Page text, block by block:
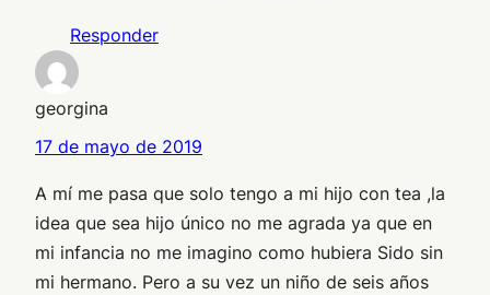
Responder
georgina
17 de mayo de 2019
A mí me pasa que solo tengo a mi hijo con tea ,la
idea que sea hijo único no me agrada ya que en
mi infancia no me imagino como hubiera Sido sin
mi hermano. Pero a su vez un niño de seis años